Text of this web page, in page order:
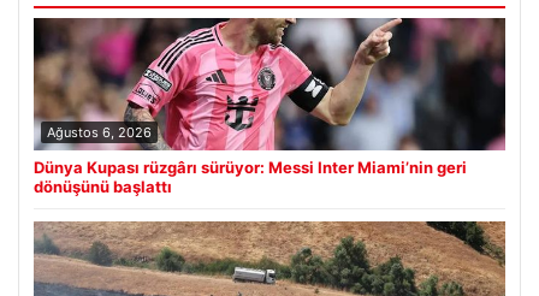
Ağustos 6, 2026
Dünya Kupası rüzgârı sürüyor: Messi Inter Miami’nin geri
dönüşünü başlattı